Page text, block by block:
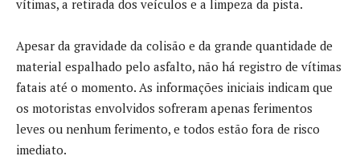
vítimas, a retirada dos veículos e a limpeza da pista.
Apesar da gravidade da colisão e da grande quantidade de
material espalhado pelo asfalto, não há registro de vítimas
fatais até o momento. As informações iniciais indicam que
os motoristas envolvidos sofreram apenas ferimentos
leves ou nenhum ferimento, e todos estão fora de risco
imediato.